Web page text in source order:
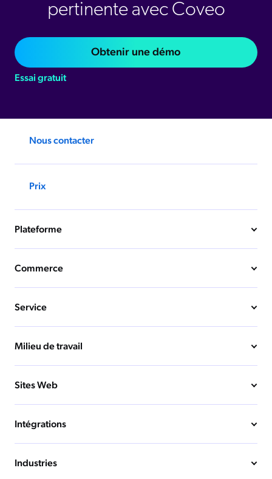
pertinente avec Coveo
Obtenir une démo
Essai gratuit
Nous contacter
Prix
Plateforme
Commerce
Service
Milieu de travail
Sites Web
Intégrations
Industries